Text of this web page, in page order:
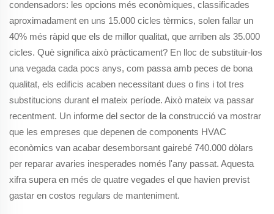
condensadors: les opcions més econòmiques, classificades
aproximadament en uns 15.000 cicles tèrmics, solen fallar un
40% més ràpid que els de millor qualitat, que arriben als 35.000
cicles. Què significa això pràcticament? En lloc de substituir-los
una vegada cada pocs anys, com passa amb peces de bona
qualitat, els edificis acaben necessitant dues o fins i tot tres
substitucions durant el mateix període. Això mateix va passar
recentment. Un informe del sector de la construcció va mostrar
que les empreses que depenen de components HVAC
econòmics van acabar desemborsant gairebé 740.000 dòlars
per reparar avaries inesperades només l'any passat. Aquesta
xifra supera en més de quatre vegades el que havien previst
gastar en costos regulars de manteniment.